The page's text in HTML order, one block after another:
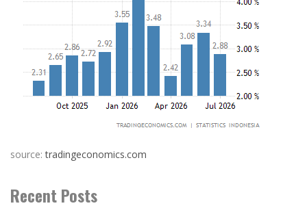
source:tradingeconomics.com
Recent Posts